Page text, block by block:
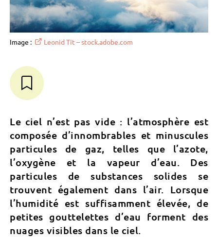
Image : Leonid Tit – stock.adobe.com
Le ciel n’est pas vide : l’atmosphère est
composée d’innombrables et minuscules
particules de gaz, telles que l’azote,
l’oxygène et la vapeur d’eau. Des
particules de substances solides se
trouvent également dans l’air. Lorsque
l’humidité est suffisamment élevée, de
petites gouttelettes d’eau forment des
nuages visibles dans le ciel.